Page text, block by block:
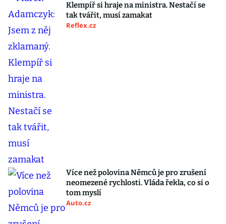
Klempíř si hraje na ministra. Nestačí se
tak tvářit, musí zamakat
Reflex.cz
Více než polovina Němců je pro zrušení
neomezené rychlosti. Vláda řekla, co si o
tom myslí
Auto.cz